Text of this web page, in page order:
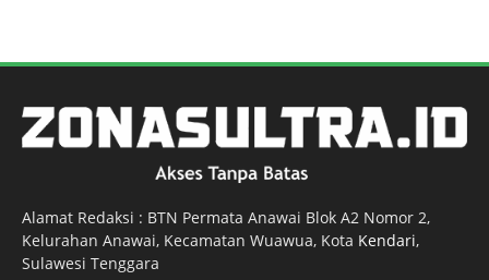
Alamat Redaksi : BTN Permata Anawai Blok A2 Nomor 2,
Kelurahan Anawai, Kecamatan Wuawua, Kota Kendari,
Sulawesi Tenggara